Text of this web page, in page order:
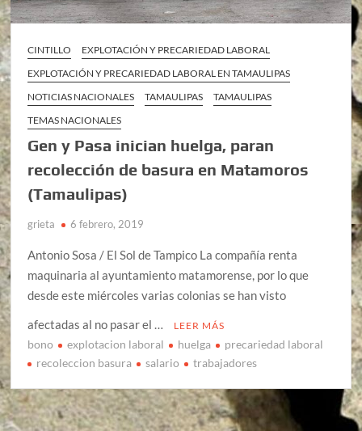
CINTILLO
EXPLOTACIÓN Y PRECARIEDAD LABORAL
EXPLOTACIÓN Y PRECARIEDAD LABORAL EN TAMAULIPAS
NOTICIAS NACIONALES
TAMAULIPAS
TAMAULIPAS
TEMAS NACIONALES
Gen y Pasa inician huelga, paran
recolección de basura en Matamoros
(Tamaulipas)
grieta 6 febrero, 2019
Antonio Sosa / El Sol de Tampico La compañía renta
maquinaria al ayuntamiento matamorense, por lo que
desde este miércoles varias colonias se han visto
afectadas al no pasar el …
LEER MÁS
bono explotacion laboral huelga
precariedad laboral
recoleccion basura
salario trabajadores